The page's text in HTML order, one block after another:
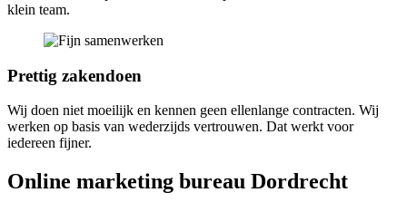
klein team.
Prettig zakendoen
Wij doen niet moeilijk en kennen geen ellenlange contracten. Wij
werken op basis van wederzijds vertrouwen. Dat werkt voor
iedereen fijner.
Online marketing bureau Dordrecht